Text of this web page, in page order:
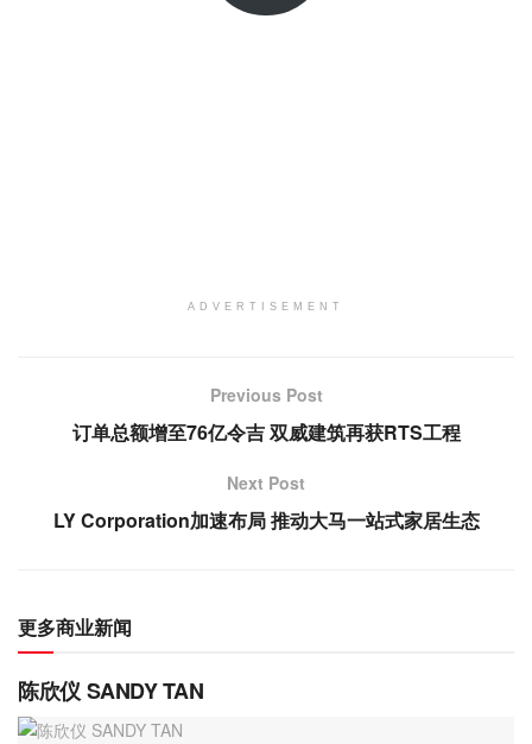
ADVERTISEMENT
Previous Post
订单总额增至76亿令吉 双威建筑再获RTS工程
Next Post
LY Corporation加速布局 推动大马一站式家居生态
更多商业新闻
陈欣仪 SANDY TAN